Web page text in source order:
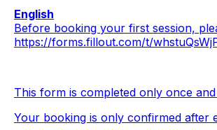
English
Before booking your first session,
https://forms.fillout.com/t/
This form is completed only once
Your booking is only confirmed after